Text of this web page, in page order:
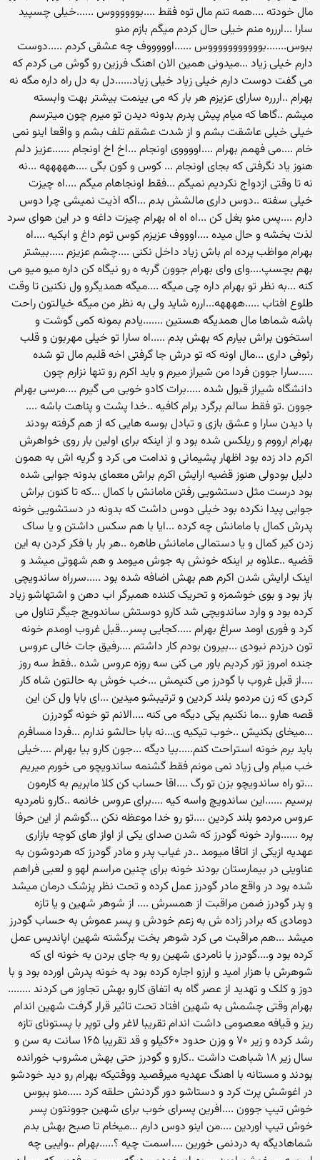
مال خودته ....همه تنم مال توه فقط ....بووووووس ......خیلی چسپید
سارا ...اررره منم خیلی حال کردم میگم بازم منو
ببوس.......بوووووووووووس ......اوووووف چه عشقی کردم .....دوست
دارم خیلی زیاد ...میدونی همین الان اهنگ فرزین رو گوش می کردم که
می گفت دوست دارم خیلی زیاد خیلی زیاد......دل به دل راه داره مگه نه
بهرام ..اررره سارای عزیزم هر بار که می بینمت بیشتر بهت وابسته
میشم ..گاها که میام پیش پدرم بدونه دیدن تو میرم چون میترسم
خیلی خیلی عاشقت بشم و از شدت عشقم تلف بشم و واقعا اینو نمی
خام ....می فهمم بهرام ....اووووی اونجام ...اخ اخ اونجام ......عزیز دلم
هنوز یاد نگرفتی که بجای اونجام ... کوس و کون بگی ....هههههه ...نه
نه تا وقتی ازدواج نکردیم نمیگم ...فقط اونجاهام میگم ....اه چیزت
خیلی سفته ..دوس داری مالشش بدم ...اگه اذیت نمیشی چرا دوس
دارم ....پس منو بغل کن ...اه اه اه بهرام چیزت داغه و در این هوای سرد
لذت بخشه و حال میده ....اوووف عزیزم کوس توم داغ و ابکیه ....اه
بهرام مواظب پرده ام باش زیاد داخل نکنی ....چشم عزیزم .....بیشتر
بهم بچسپ....وای وای بهرام جوون گربه ه رو نیگاه کن داره میو میو می
کنه ...به نظر تو بهرام داره چی میگه ....میگه همدیگرو ول نکنین تا وقت
طلوع افتاب .....ههههه...ارره شاید ولی به نظر من میگه خیالتون راحت
باشه شماها مال همدیگه هستین .......یادم بمونه کمی گوشت و
استخون براش بیارم که بهش بدم .....اه سارا تو خیلی مهربون و قلب
رئوفی داری ...مال اونه که تو درش جا گرفتی اخه قلبم مال تو شده
.....سارا جوون فردا من شیراز میرم و باید اکرم رو تنها نزارم چون
دانشگاه شیراز قبول شده .....برات کادو خوبی می گیرم ....مرسی بهرام
جوون .تو فقط سالم برگرد برام کافیه ..خدا پشت و پناهت باشه ....
با دیدن سارا و عشق بازی و تبادل بوسه هایی که از هم گرفته بودند
بهرام ارووم و ریلکس شده بود و از اینکه برای اولین بار روی خواهرش
اکرم داد زده بود اظهار پشیمانی و ندامت می کرد و گریه اش به همون
دلیل بودولی هنوز قضیه ارایش اکرم براش معمای بدونه جوابی شده
بود درست مثل دستشویی رفتن مامانش با کمال ...که تا کنون براش
جوابی پیدا نکرده بود خیلی دوس داشت که بدونه در دستشویی خونه
پدرش کمال با مامانش چه کرده ...ایا با هم سکس داشتن و یا ساک
زدن کیر کمال و یا دستمالی مامانش طاهره ..هر بار با فکر کردن به این
قضیه ..علاوه بر اینکه خونش به جوش میومد و هم شهوتی میشد و
اینک ارایش شدن اکرم هم بهش اضافه شده بود .....سرراه ساندویچی
باز بود و بوی خوشمزه و تحریک کننده همبرگر اب دهن و اشتهاشو زیاد
کرده بود و وارد ساندویچی شد کارو دوستش ساندویچ جیگر تناول می
کرد و فوری اومد سراغ بهرام .....کجایی پسر...قبل غروب اومدم خونه
تون درزدم نبودی ...بیرون بودم کار داشتم ....رفیق جات خالی عروس
جنده امروز تور کردیم باور می کنی سه روزه عروس شده ..فقط سه روز
....از قبل غروب با گودرز می کنیمش ...خب خوش به حالتون شاه کار
کردی که زن مردمو بلند کردین و ترتیبشو میدین ...ای بابا ول کن این
قصه هارو ...ما نکنیم یکی دیگه می کنه ....الانم تو خونه گودرزن
...میخای بکنیش ..خوب تیکیه ی...نه بابا حالشو ندارم ...فردا مسافرم
باید برم خونه استراحت کنم.....بیا دیگه ...جون کارو بیا بهرام ....خیلی
خب میام ولی زیاد نمی مونم فقط گشنمه ساندویچو می خورم میریم
...تو راه ساندویچو بزن تو رگ ....اقا حساب کن کلا مابریم به کارمون
برسیم ......این ساندویچ واسه کیه ....برای عروس خانمه ..کارو نامردیه
عروس مردمو بلند کردین ....تو رو خدا موعظه نکن ...گوشم از این حرفا
پره ......وارد خونه گودرز که شدن صدای یکی از اواز های کوچه بازاری
عهدیه ازیکی از اتاقا میومد ..در غیاب پدر و مادر گودرز که هردوشون به
عناوینی در بیمارستان بودند خونه برای چنین مراسم لهو و لعبی فراهم
شده بود در واقع مادر گودرز عمل کرده و تحت نظر پزشک درمان میشد
و پدر گودرز ضمن مراقبت از همسرش .... از شوهر شهین و یا تازه
دومادی که برادر زاده ش به زعم خودش و پسر عموش به حساب گودرز
میشد ...هم مراقبت می کرد شوهر بخت برگشته شهین اپاندیس عمل
کرده بود و....گودرز با نامردی شهین رو به جای بردن به خونه ای که
شوهرش با هزار امید و ارزو اجاره کرده بود به خونه پدرش اورده بود و با
دوز و کلک و تهدید از عصر گاه به اتفاق کارو بهش تجاوز می کردند ........
بهرام وقتی چشمش به شهین افتاد تحت تاثیر قرار گرفت شهین اندام
ریز و قیافه معصومی داشت اندام تقریبا لاغر ولی توپر با پستونای تازه
رشد کرده و زیر ۷۰ و وزن حدود ۶۰کیلو و قد تقریبا ۱۶۵ سانت به سن و
سال زیر ۱۸ شباهت داشت ..کارو و گودرز حتی بهش مشروب خورانده
بودند و مستانه با اهنگ عهدیه میرقصید ووقتیکه بهرام رو دید خودشو
در اغوشش پرت کرد و دستاشو دور گردنش حلقه کرد .....منو ببوس
خوش تیپ جوون ....افرین پسرای خوب برای شهین جوونتون پسر
خوش تیپ اوردین ....من اینو دوس دارم ...میخام تا صبح بهش بدم
شماهادیگه به دردنمی خورین ....اسمت چیه ؟.....بهرام ..واییی چه